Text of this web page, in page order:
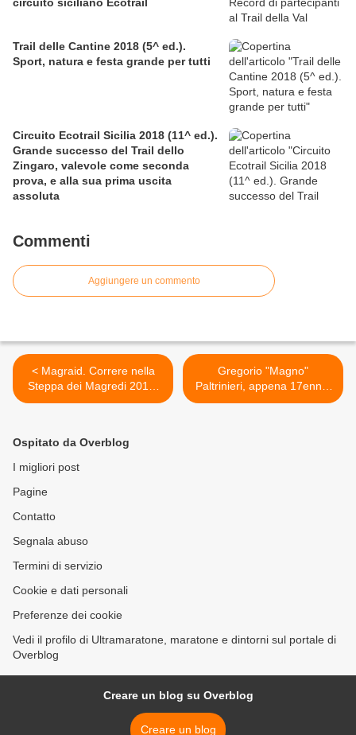
Trail delle Cantine 2018 (5^ ed.).
Sport, natura e festa grande per tutti
Circuito Ecotrail Sicilia 2018 (11^ ed.).
Grande successo del Trail dello
Zingaro, valevole come seconda
prova, e alla sua prima uscita
assoluta
Commenti
Aggiungere un commento
< Magraid. Correre nella
Steppa dei Magredi 2012.
Andrà in onda su Sky, nel
con alcuni atleti seguiti dalle
telecamere
Gregorio "Magno"
Paltrinieri, appena 17enne,
è Oro Europeo nei 1500
Ospitato da Overblog
I migliori post
Pagine
Contatto
Segnala abuso
Termini di servizio
Cookie e dati personali
Preferenze dei cookie
Vedi il profilo di Ultramaratone, maratone e dintorni sul portale di
Overblog
Creare un blog su Overblog
Creare un blog